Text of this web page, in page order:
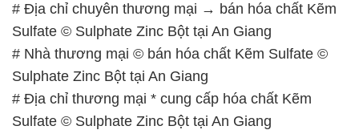
# Địa chỉ chuyên thương mại → bán hóa chất Kẽm
Sulfate © Sulphate Zinc Bột tại An Giang
# Nhà thương mại © bán hóa chất Kẽm Sulfate ©
Sulphate Zinc Bột tại An Giang
# Địa chỉ thương mại * cung cấp hóa chất Kẽm
Sulfate © Sulphate Zinc Bột tại An Giang